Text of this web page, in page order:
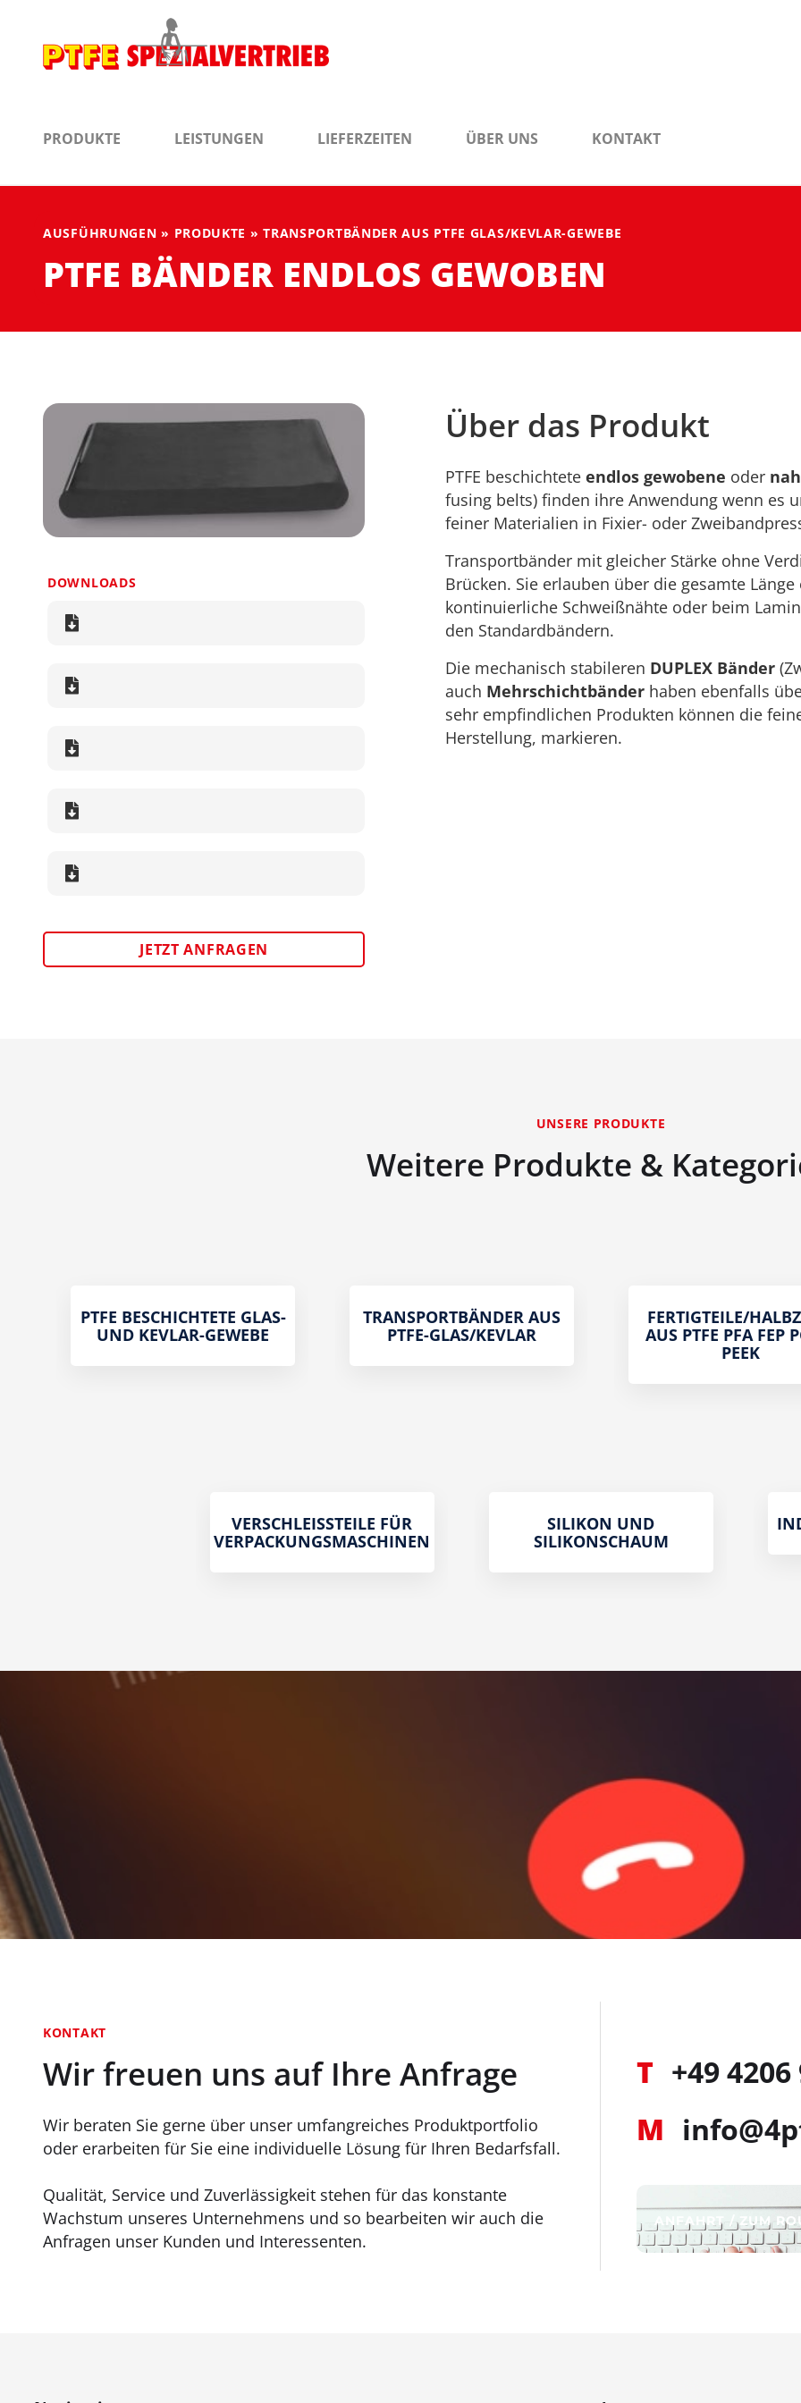
PRODUKTE LEISTUNGEN LIEFERZEITEN ÜBER UNS KONTAKT
AUSFÜHRUNGEN » PRODUKTE »TRANSPORTBÄNDER AUS PTFE GLAS/KEVLAR-GEWEBE
PTFE BÄNDER ENDLOS GEWOBEN
DOWNLOADS
JETZT ANFRAGEN
Über das Produkt
PTFE beschichteteendlos gewobene oder
fusing belts) finden ihre Anwendung wenn es
feiner Materialien in Fixier- oder
Transportbänder mit gleicher Stärke ohne
Brücken. Sie erlauben über die gesamte
kontinuierliche Schweißnähte oder beim
den Standardbändern.
Die mechanisch stabileren DUPLEX Bänder
auch Mehrschichtbänder haben ebenfalls
sehr empfindlichen Produkten können die
Herstellung, markieren.
UNSERE PRODUKTE
Weitere Produkte &
PTFE BESCHICHTETE GLAS-
UND KEVLAR-GEWEBE
TRANSPORTBÄNDER AUS
PTFE-GLAS/KEVLAR
FERTIGTEILE/
AUS PTFE PFA FEP
PEEK
VERSCHLEISSTEILE FÜR V
ERPACKUNGSMASCHINEN
SILIKON UND
SILIKONSCHAUM
KONTAKT
Wir freuen uns auf Ihre Anfrage
Wir beraten Sie gerne über unser umfangreiches Produktportfolio
oder erarbeiten für Sie eine individuelle Lösung für Ihren Bedarfsfall.
Qualität, Service und Zuverlässigkeit stehen für das konstante
Wachstum unseres Unternehmens und so bearbeiten wir auch die
Anfragen unser Kunden und Interessenten.
T +49 4206
M
ANFAHRT / ZUM